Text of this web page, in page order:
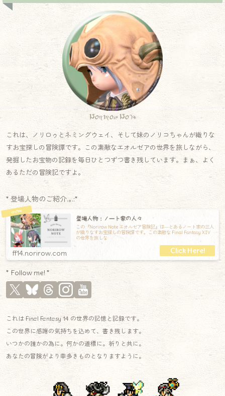
Norirow Note
これは、ノリロゥとネミングウェイ、そして妹のノリコちゃんが織りな
すお宝探しの冒険譚です。この素敵なエオルゼアの世界を旅しながら、
発掘したお宝物の記録を毎日ひとつずつ書き残しています。まぁ、よく
あるただの冒険記ですよ。
* 登場人物のご紹介.｡.:*
登場人物：ノート家の人々
この『Norirow Note エオルゼア冒険記』は―とあるノート家の三人
が織りなすお宝探しの冒険譚です。この素敵な Final Fantasy XIV
の世界を旅しな
ff14.norirow.com
* Follow me! *
これは Final Fantasy 14 の世界の記憶と記録です。
この世界に感謝の気持ちを込めて、書き残します。
いつかの誰かの為に。何かの道標に。祈りと共に。
あなたの冒険がより幸多きものとなりますように。